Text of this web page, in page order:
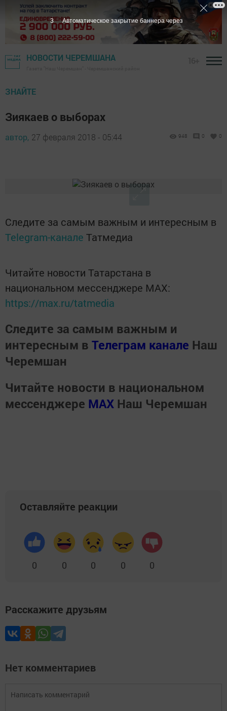
НОВОСТИ ЧЕРЕМШАНА
ЗНАЙТЕ
Зиякаев о выборах
автор, 27 февраля 2018 - 05:44 948 0 0
Следите за самым важным и интересным в
Telegram-канале Татмедиа
Читайте новости Татарстана в
национальном мессенджере MАХ:
https://max.ru/tatmedia
Следите за самым важным и
интересным в Телеграм канале Наш
Черемшан
Читайте новости в национальном
мессенджере MАХ Наш Черемшан
Оставляйте реакции
0 0 0 0 0
Расскажите друзьям
Нет комментариев
2 Автоматическое закрытие баннера через